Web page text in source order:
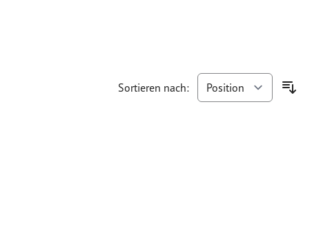
Sortieren nach: